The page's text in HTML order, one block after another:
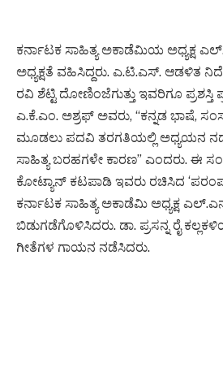
ಕರ್ನಾಟಕ ಸಾಹಿತ್ಯ ಅಕಾಡೆಮಿಯ ಅಧ್ಯಕ್ಷ
ಅಧ್ಯಕ್ಷತೆ ವಹಿಸಿದ್ದರು. ಎ.ಟಿ.ಎಸ್. ಆಡಳಿತ
ರವಿ ಶೆಟ್ಟಿ ದೋಣಿಂಜೆಗುತ್ತು ಇವರಿಗೂ ಪ್ರಶಸ್ತಿ
ಎ.ಕೆ.ಎಂ. ಅಶ್ರಫ್ ಅವರು, “ಕನ್ನಡ ಭಾಷೆ,
ಮೂಡಲು ಪದವಿ ತರಗತಿಯಲ್ಲಿ ಅಧ್ಯಯನ
ಸಾಹಿತ್ಯ ಬರಹಗಳೇ ಕಾರಣ” ಎಂದರು. ಈ
ಕೋಟ್ಯಾನ್ ಕಟಪಾಡಿ ಇವರು ರಚಿಸಿದ
ಕರ್ನಾಟಕ ಸಾಹಿತ್ಯ ಅಕಾಡೆಮಿ ಅಧ್ಯಕ್ಷ
ಬಿಡುಗಡೆಗೊಳಿಸಿದರು. ಡಾ. ಪ್ರಸನ್ನ ರೈ
ಗೀತೆಗಳ ಗಾಯನ ನಡೆಸಿದರು.